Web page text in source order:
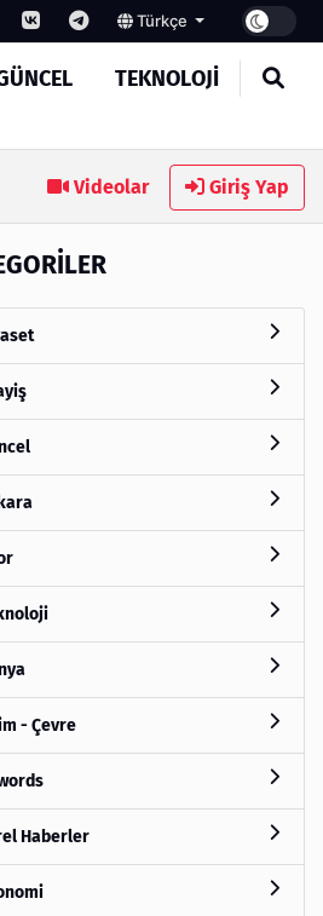
Türkçe
TEKNOLOJI
ile Elektronik Öğrenmek Artık
Videolar Giriş Yap
- Çevre
Haberler